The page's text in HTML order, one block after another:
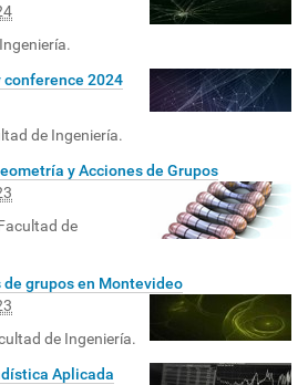
conference 2024
de Ingeniería.
y Acciones de Grupos
de
de grupos en Montevideo
de Ingeniería.
Aplicada